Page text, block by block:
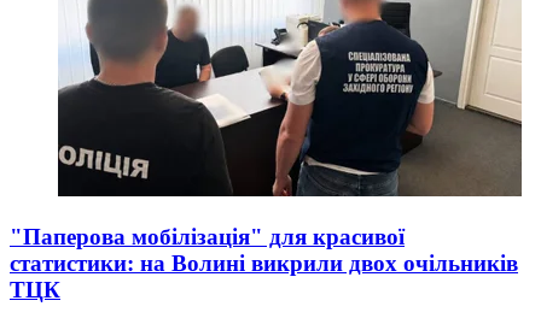
"Паперова мобілізація" для красивої
статистики: на Волині викрили двох очільників
ТЦК